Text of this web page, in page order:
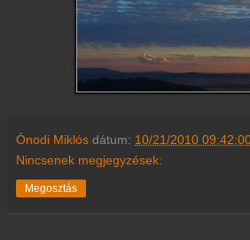
Ónodi Miklós dátum: 10/21/2010
Nincsenek megjegyzések:
Megosztás